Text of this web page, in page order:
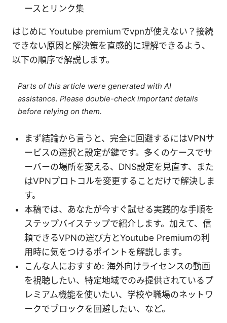
ースとリンク集
はじめに Youtube premiumでvpnが使えない？接続
できない原因と解決策を直感的に理解できるよう、
以下の順序で解説します。
Parts of this article were generated with AI
assistance. Please double-check important details
before relying on them.
まず結論から言うと、完全に回避するにはVPNサ
ービスの選択と設定が鍵です。多くのケースでサ
ーバーの場所を変える、DNS設定を見直す、また
はVPNプロトコルを変更することだけで解決しま
す。
本稿では、あなたが今すぐ試せる実践的な手順を
ステップバイステップで紹介します。加えて、信
頼できるVPNの選び方とYoutube Premiumの利
用時に気をつけるポイントを解説します。
こんな人におすすめ: 海外向けライセンスの動画
を視聴したい、特定地域でのみ提供されているプ
レミアム機能を使いたい、学校や職場のネットワ
ークでブロックを回避したい、など。